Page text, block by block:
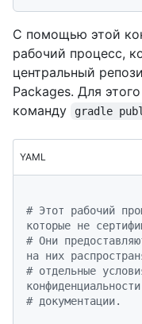
С помощью этой
рабочий процесс,
центральный
Packages. Для
команду
gradle
YAML
# Этот рабочий
которые не
# Они
на них
# отдельные
# документации.